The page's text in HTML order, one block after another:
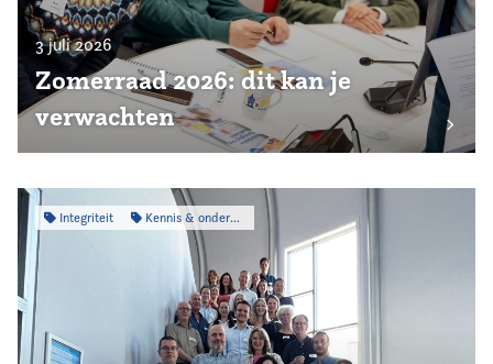
3 juli 2026
Zomerraad 2026: dit kan je
verwachten
Integriteit Kennis & onderzoek